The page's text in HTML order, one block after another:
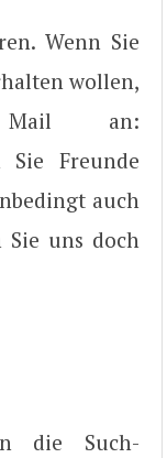
Wenn Sie
wollen,
an:
Sie Freunde
auch
uns doch
die Such-